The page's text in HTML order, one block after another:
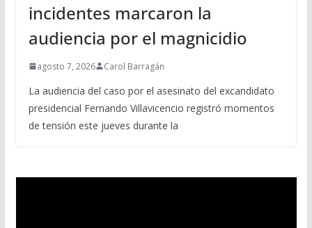
incidentes marcaron la
audiencia por el magnicidio
agosto 7, 2026 Carol Barragán
La audiencia del caso por el asesinato del excandidato
presidencial Fernando Villavicencio registró momentos
de tensión este jueves durante la